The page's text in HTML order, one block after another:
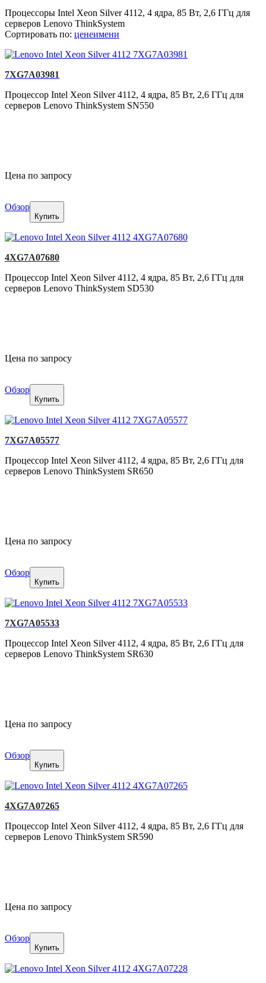
Процессоры Intel Xeon Silver 4112, 4 ядра, 85 Вт, 2,6 ГГц для
серверов Lenovo ThinkSystem
Сортировать по: ценеимени
7XG7A03981
Процессор Intel Xeon Silver 4112, 4 ядра, 85 Вт, 2,6 ГГц для
серверов Lenovo ThinkSystem SN550
Цена по запросу
Обзор
Купить
4XG7A07680
Процессор Intel Xeon Silver 4112, 4 ядра, 85 Вт, 2,6 ГГц для
серверов Lenovo ThinkSystem SD530
Цена по запросу
Обзор
Купить
7XG7A05577
Процессор Intel Xeon Silver 4112, 4 ядра, 85 Вт, 2,6 ГГц для
серверов Lenovo ThinkSystem SR650
Цена по запросу
Обзор
Купить
7XG7A05533
Процессор Intel Xeon Silver 4112, 4 ядра, 85 Вт, 2,6 ГГц для
серверов Lenovo ThinkSystem SR630
Цена по запросу
Обзор
Купить
4XG7A07265
Процессор Intel Xeon Silver 4112, 4 ядра, 85 Вт, 2,6 ГГц для
серверов Lenovo ThinkSystem SR590
Цена по запросу
Обзор
Купить